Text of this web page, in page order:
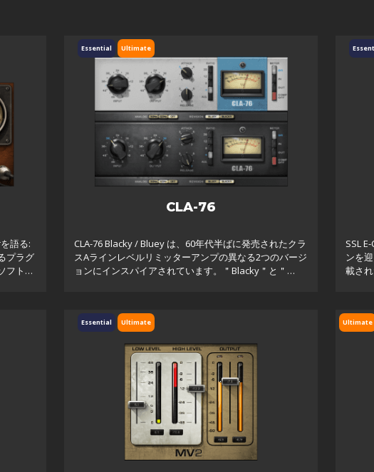
語る:
プラグ
フトに
Ultimate
Essential
CLA-76
CLA-76 Blacky / Bluey は、60年代半ばに発売されたクラ
スAラインレベルリミッターアンプの異なる2つのバージ
ョンにインスパイアされています。＂Blacky＂と＂
SSL
ンを
載さ
Ultimate
Essential Ultimate